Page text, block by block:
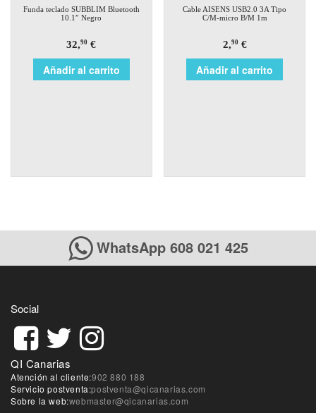
Funda teclado SUBBLIM Bluetooth
10.1″ Negro
32,90 €
Añadir al carrito
Cable AISENS USB2.0 3A Tipo
C/M-micro B/M 1m
2,90€
Añadir al carrito
WhatsApp 608 021 425
Social
QI Canarias
Atención al cliente:902 880 188
Servicio postventa:postventa@qicanarias.com
Sobre la web:webmaster@qicanarias.com